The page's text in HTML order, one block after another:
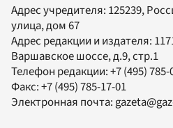
Адрес учредителя: 125239,
улица, дом 67
Адрес редакции и издателя:
Варшавское шоссе, д.9, стр.1
Телефон редакции:+7 (495)
Факс:+7 (495) 785-17-01
Электронная почта: